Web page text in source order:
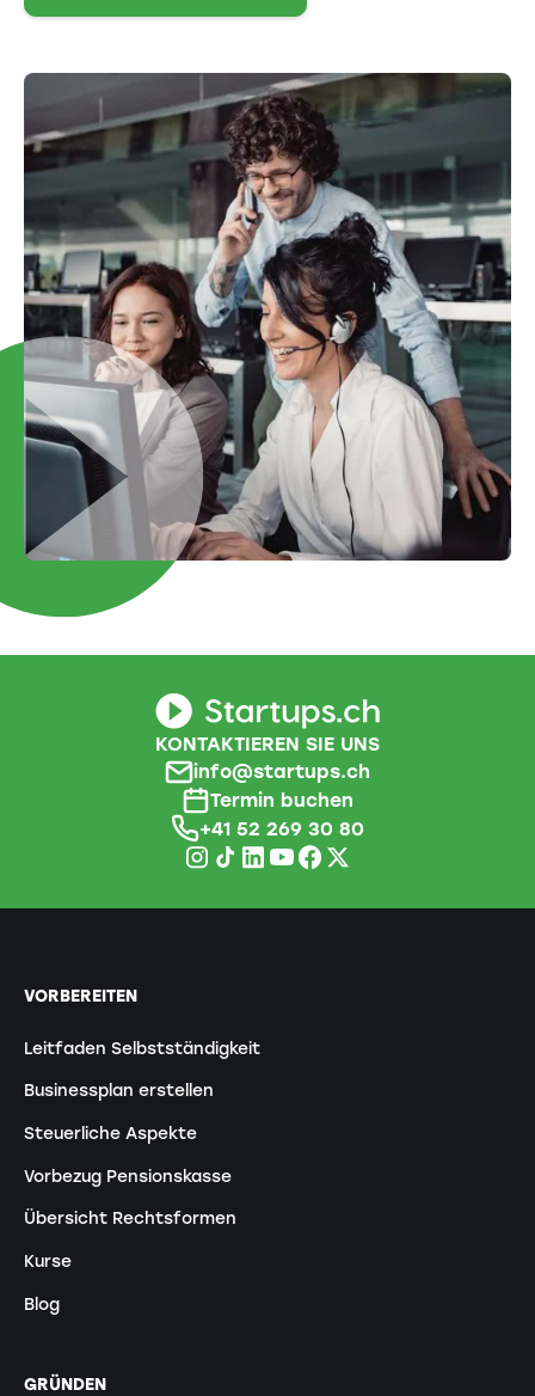
KONTAKTIEREN SIE UNS
info@startups.ch
Termin buchen
+41 52 269 30 80
VORBEREITEN
Leitfaden Selbstständigkeit
Businessplan erstellen
Steuerliche Aspekte
Vorbezug Pensionskasse
Übersicht Rechtsformen
Kurse
Blog
GRÜNDEN